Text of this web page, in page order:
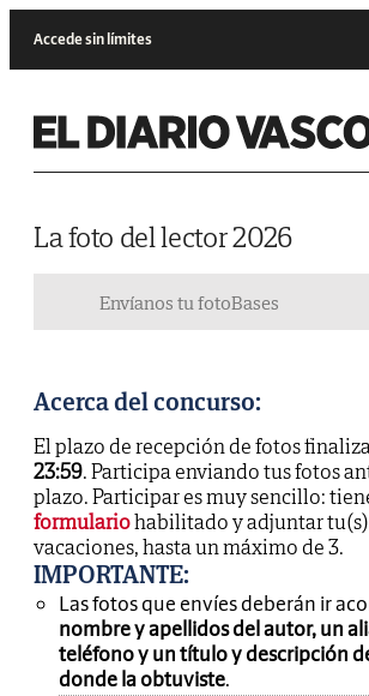
Accede sin límites
La foto del lector 2026
Envíanos tu fotoBases
Acerca del concurso:
El plazo de recepción de fotos
23:59. Participa enviando tus fotos
plazo. Participar es muy sencillo:
formulariohabilitado y adjuntar
vacaciones, hasta un máximo de 3.
IMPORTANTE:
Las fotos que envíes deberán ir
nombre y apellidos del autor, un
teléfono y un título y descripción
donde la obtuviste.